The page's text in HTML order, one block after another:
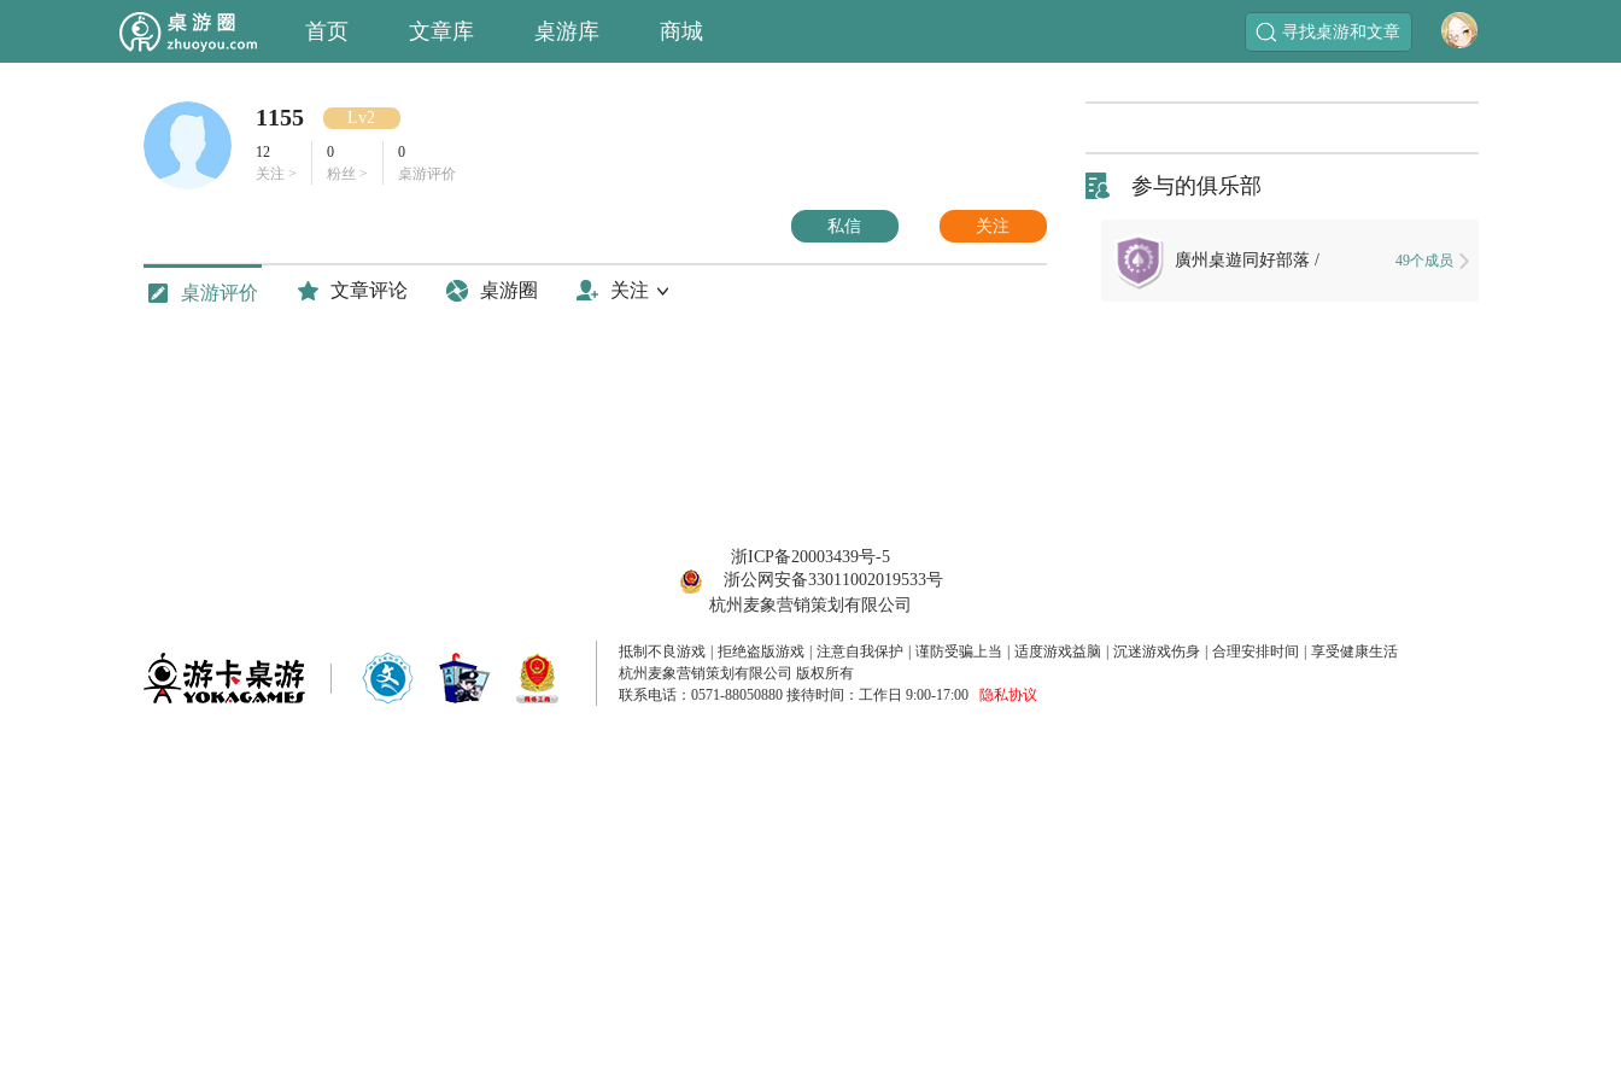
首页 文章库 桌游库 商城 寻找桌游和文章
1155 Lv2
12
关注 >
0
粉丝 >
0
桌游评价
私信 关注
桌游评价 文章评论 桌游圈 关注
参与的俱乐部
廣州桌遊同好部落 / 49个成员
浙ICP备20003439号-5
浙公网安备33011002019533号
杭州麦象营销策划有限公司
抵制不良游戏 拒绝盗版游戏 注意自我保护 谨防受骗上当 适度游戏益脑 沉迷游戏伤身 合理安排时间
享受健康生活
杭州麦象营销策划有限公司 版权所有
联系电话：0571-88050880 接待时间：工作日 9:00-17:00
隐私协议